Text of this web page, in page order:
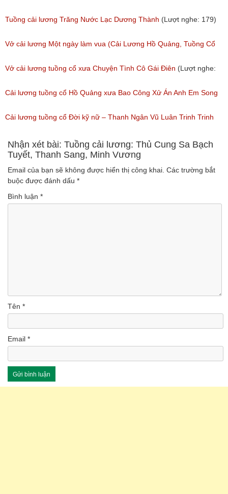
(Lượt nghe: 243)
Tuồng cải lương Trăng Nước Lạc Dương Thành (Lượt nghe: 179)
Vở cải lương Một ngày làm vua (Cải Lương Hồ Quảng, Tuồng Cổ
Xưa)
(Lượt nghe: 216)
Vở cải lương tuồng cổ xưa Chuyện Tình Cô Gái Điên (Lượt nghe:
146)
Cải lương tuồng cổ Hồ Quảng xưa Bao Công Xử Án Anh Em Song
Sinh
(Lượt nghe: 229)
Cải lương tuồng cổ Đời kỹ nữ – Thanh Ngân Vũ Luân Trinh Trinh
Cải Lương Hồ Quảng
(Lượt nghe: 157)
Nhận xét bài: Tuồng cải lương: Thủ Cung Sa Bạch
Tuyết, Thanh Sang, Minh Vương
Email của bạn sẽ không được hiển thị công khai. Các trường bắt
buộc được đánh dấu *
Bình luận *
Tên *
Email *